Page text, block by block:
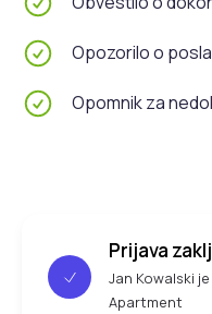
Opozorilo o
Opomnik za
Prijava
Jan Kowalski
Apartment